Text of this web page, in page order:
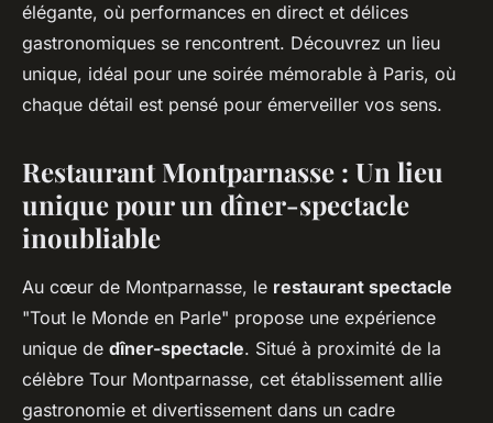
Joseph•22 octobre 2024•5 min de lecture
élégante, où performances en direct et délices
gastronomiques se rencontrent. Découvrez un lieu
unique, idéal pour une soirée mémorable à Paris, où
chaque détail est pensé pour émerveiller vos sens.
Restaurant Montparnasse : Un lieu
unique pour un dîner-spectacle
inoubliable
Au cœur de Montparnasse, le restaurant spectacle
"Tout le Monde en Parle" propose une expérience
unique de dîner-spectacle. Situé à proximité de la
célèbre Tour Montparnasse, cet établissement allie
gastronomie et divertissement dans un cadre